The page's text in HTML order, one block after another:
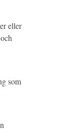
eller
som